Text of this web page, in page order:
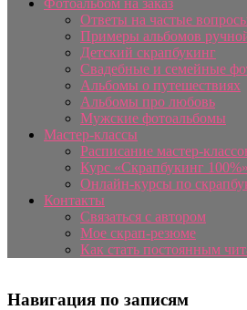
Ответы на частые
Примеры альбомов
Детский скрапбукинг
Свадебные и семейные
Альбомы о путешествиях
Альбомы про любовь
Мужские фотоальбомы
Мастер-классы
Расписание мастер-
Курс «Скрапбукинг
Онлайн-курсы по
Контакты
Связаться с автором
Мое скрап-резюме
Как стать постоянным
Навигация по записям